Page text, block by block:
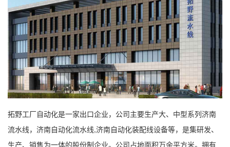
拓野工厂自动化是一家出口企业，公司主要生产大、中型系列济南
流水线，济南自动化流水线,济南自动化装配线设备等，是集研发、
生产、销售为一体的股份制企业。公司占地面积万余平方米。拥有